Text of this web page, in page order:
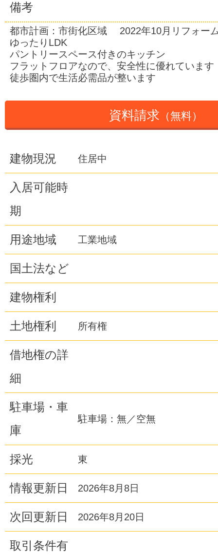
備考
都市計画：市街化区域 2022年10月リフォー
ゆったりLDK
パントリースペース付きのキッチン
フラットフロアなので、安全性に優れています
徒歩圏内で生活必需品が整います
資料請求 （無料）
建物現況 住居中
入居可能時
期
用途地域 工業地域
国土法など
建物権利
土地権利 所有権
借地権の詳
細
駐車場・車
庫
駐車場：無／空無
採光 東
情報更新日 2026年8月8日
次回更新日 2026年8月20日
取引条件有